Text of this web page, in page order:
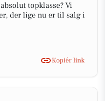
topklasse? Vi
der lige nu er til salg i
Kopiér link